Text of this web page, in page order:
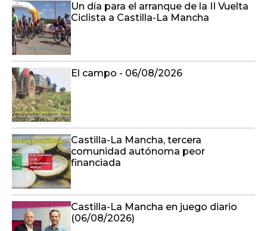
Un día para el arranque de la II Vuelta
Ciclista a Castilla-La Mancha
El campo - 06/08/2026
Castilla-La Mancha, tercera
comunidad autónoma peor
financiada
Castilla-La Mancha en juego diario
(06/08/2026)